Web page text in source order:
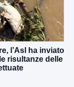
l’Asl ha inviato
risultanze delle